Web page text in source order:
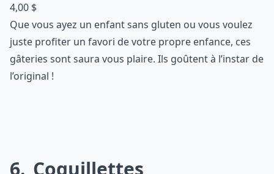
4,00 $
Que vous ayez un enfant sans gluten ou vous voulez
juste profiter un favori de votre propre enfance, ces
gâteries sont saura vous plaire. Ils goûtent à l’instar de
l’original !
6 Coquillettes